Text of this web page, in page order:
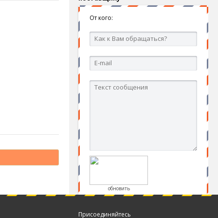
От кого:
обновить
Присоединяйтесь